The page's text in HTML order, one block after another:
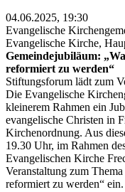
04.06.2025, 19:30
Evangelische
Evangelische Kirche,
Gemeindejubiläum:
reformiert zu werden“
Stiftungsforum lädt zum
Die Evangelische
kleinerem Rahmen ein
evangelische Christen in
Kirchenordnung. Aus
19.30 Uhr, im Rahmen
Evangelischen Kirche
Veranstaltung zum
reformiert zu werden“